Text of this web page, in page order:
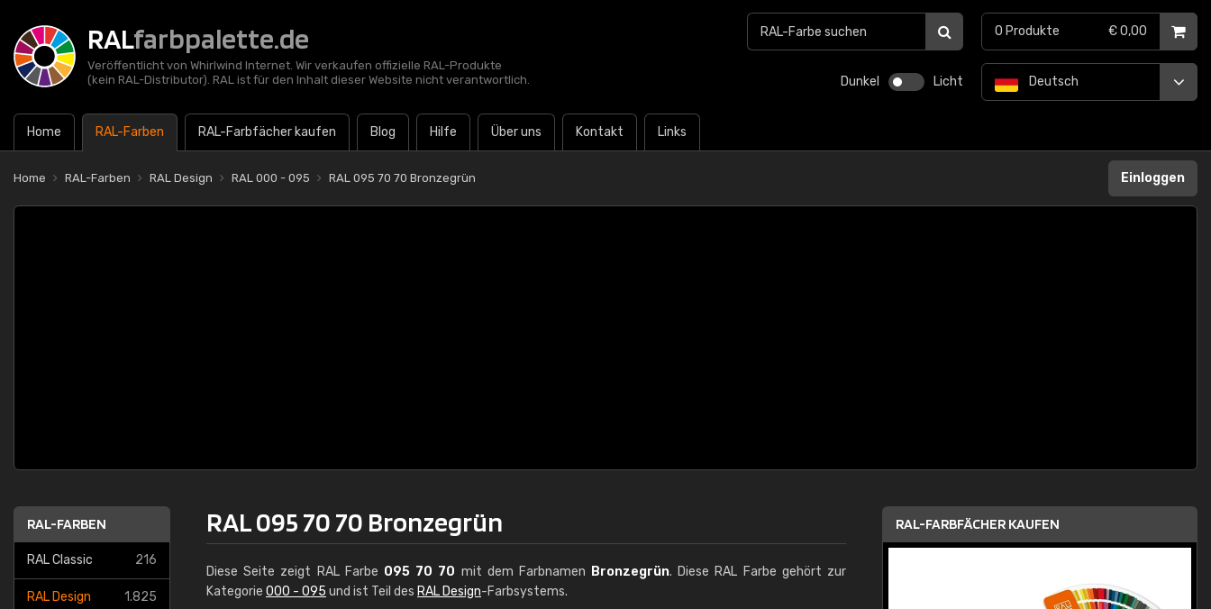
RALfarbpalette.de
Veröffentlicht von Whirlwind Internet. Wir verkaufen offizielle RAL-Produkte
(kein RAL-Distributor). RAL ist für den Inhalt dieser Website nicht verantwortlich.
Dunkel Licht
Home RAL-Farben RAL-Farbfächer kaufen Blog Hilfe Über uns Kontakt Links
Deutsch
0 Produkte € 0,00
Home RAL-Farben RAL Design RAL 000 - 095 RAL 095 70 70 Bronzegrün Einloggen
RAL-FARBEN
RAL Classic 216
RAL Design 1.825
RAL 095 70 70 Bronzegrün
Diese Seite zeigt RAL Farbe 095 70 70 mit dem Farbnamen Bronzegrün. Diese RAL Farbe gehört zur
Kategorie 000 - 095 und ist Teil des RAL Design-Farbsystems.
RAL-FARBFÄCHER KAUFEN